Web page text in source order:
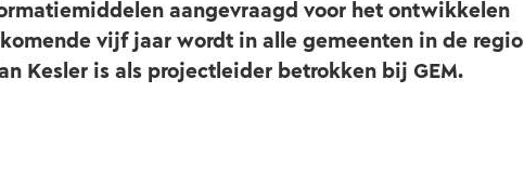
aangevraagd voor het ontwikkelen
vijf jaar wordt in alle gemeenten in de regio
Kesler is als projectleider betrokken bij GEM.